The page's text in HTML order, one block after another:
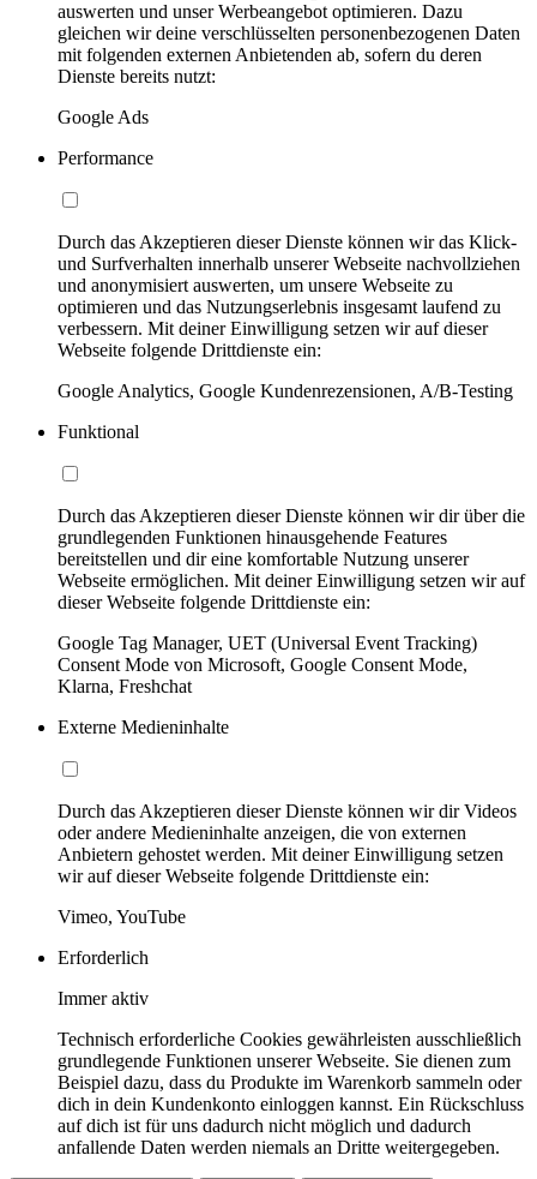
auswerten und unser Werbeangebot optimieren. Dazu
gleichen wir deine verschlüsselten personenbezogenen Daten
mit folgenden externen Anbietenden ab, sofern du deren
Dienste bereits nutzt:
Google Ads
Performance
Durch das Akzeptieren dieser Dienste können wir das Klick-
und Surfverhalten innerhalb unserer Webseite nachvollziehen
und anonymisiert auswerten, um unsere Webseite zu
optimieren und das Nutzungserlebnis insgesamt laufend zu
verbessern. Mit deiner Einwilligung setzen wir auf dieser
Webseite folgende Drittdienste ein:
Google Analytics, Google Kundenrezensionen, A/B-Testing
Funktional
Durch das Akzeptieren dieser Dienste können wir dir über die
grundlegenden Funktionen hinausgehende Features
bereitstellen und dir eine komfortable Nutzung unserer
Webseite ermöglichen. Mit deiner Einwilligung setzen wir auf
dieser Webseite folgende Drittdienste ein:
Google Tag Manager, UET (Universal Event Tracking)
Consent Mode von Microsoft, Google Consent Mode,
Klarna, Freshchat
Externe Medieninhalte
Durch das Akzeptieren dieser Dienste können wir dir Videos
oder andere Medieninhalte anzeigen, die von externen
Anbietern gehostet werden. Mit deiner Einwilligung setzen
wir auf dieser Webseite folgende Drittdienste ein:
Vimeo, YouTube
Erforderlich
Immer aktiv
Technisch erforderliche Cookies gewährleisten ausschließlich
grundlegende Funktionen unserer Webseite. Sie dienen zum
Beispiel dazu, dass du Produkte im Warenkorb sammeln oder
dich in dein Kundenkonto einloggen kannst. Ein Rückschluss
auf dich ist für uns dadurch nicht möglich und dadurch
anfallende Daten werden niemals an Dritte weitergegeben.